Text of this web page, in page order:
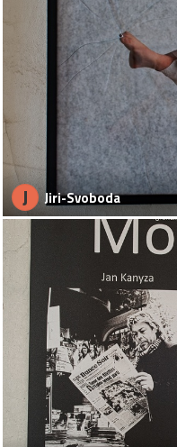
J Jiri-Svoboda